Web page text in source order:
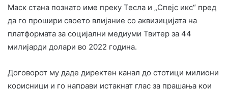
Маск стана познато име преку Тесла и „Спејс икс“ пред
да го прошири своето влијание со аквизицијата на
платформата за социјални медиуми Твитер за 44
милијарди долари во 2022 година.
Договорот му даде директен канал до стотици милиони
корисници и го направи истакнат глас за прашања кои